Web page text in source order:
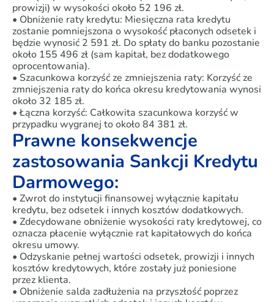
prowizji) w wysokości około 52 196 zł.
• Obniżenie raty kredytu: Miesięczna rata kredytu
zostanie pomniejszona o wysokość płaconych odsetek i
będzie wynosić 2 591 zł. Do spłaty do banku pozostanie
około 155 496 zł (sam kapitał, bez dodatkowego
oprocentowania).
• Szacunkowa korzyść ze zmniejszenia raty: Korzyść ze
zmniejszenia raty do końca okresu kredytowania wynosi
około 32 185 zł.
• Łączna korzyść: Całkowita szacunkowa korzyść w
przypadku wygranej to około 84 381 zł.
Prawne konsekwencje
zastosowania Sankcji Kredytu
Darmowego:
• Zwrot do instytucji finansowej wyłącznie kapitału
kredytu, bez odsetek i innych kosztów dodatkowych.
• Zdecydowane obniżenie wysokości raty kredytowej, co
oznacza płacenie wyłącznie rat kapitałowych do końca
okresu umowy.
• Odzyskanie pełnej wartości odsetek, prowizji i innych
kosztów kredytowych, które zostały już poniesione
przez klienta.
• Obniżenie salda zadłużenia na przyszłość poprzez